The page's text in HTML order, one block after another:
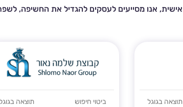
אישית, אנו מסייעים לעסקים להגדיל את החשיפה,
תוצאה בגוגל ביטוי חיפוש תוצאה בגוגל